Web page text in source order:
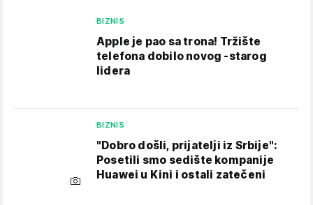
BIZNIS
Apple je pao sa trona! Tržište
telefona dobilo novog -starog
lidera
BIZNIS
"Dobro došli, prijatelji iz Srbije":
Posetili smo sedište kompanije
Huawei u Kini i ostali zatečeni